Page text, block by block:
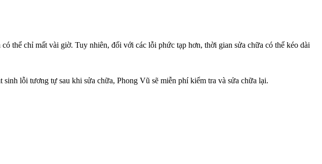
thể chỉ mất vài giờ. Tuy nhiên, đối với các lỗi phức tạp hơn, thời gian sửa chữa có thể kéo dài
lỗi tương tự sau khi sửa chữa, Phong Vũ sẽ miễn phí kiểm tra và sửa chữa lại.